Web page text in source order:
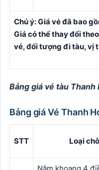
Chú ý: Giá vé đã bao
Giá có thể thay đổi
vé, đối tượng đi tàu, vị
Bảng giá vé tàu Thanh
Bảng giá Vé Thanh
STT Loại chỗ